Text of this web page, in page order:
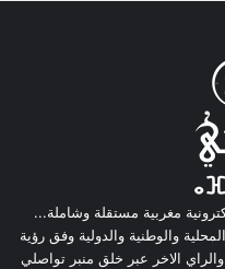
| جريدة إلكترونية مغربية مستقلة وشاملة...
والوطنية والدولية وفق رؤية
الاخر عبر خلق منبر تواصلي